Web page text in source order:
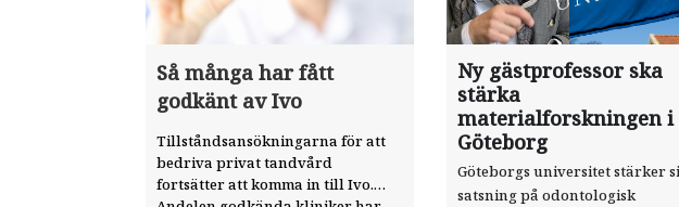
Så många har fått
godkänt av Ivo
Tillståndsansökningarna för att
bedriva privat tandvård
fortsätter att komma in till Ivo.
Ny gästprofessor ska
stärka
materialforskningen i
Göteborg
Göteborgs universitet stärker
satsning på odontologisk